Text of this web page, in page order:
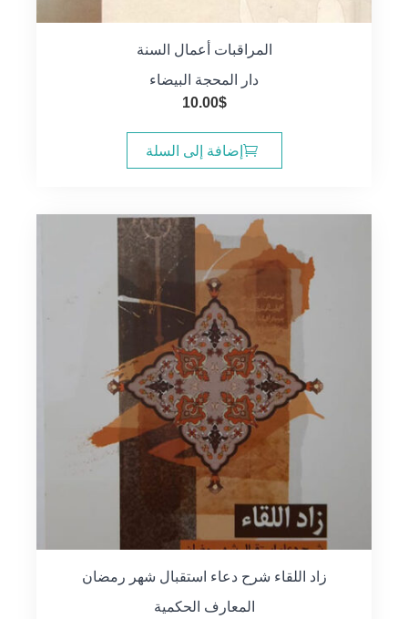
المراقبات أعمال السنة
دار المحجة البيضاء
10.00$
إضافة إلى السلة
زاد اللقاء شرح دعاء استقبال شهر رمضان
المعارف الحكمية